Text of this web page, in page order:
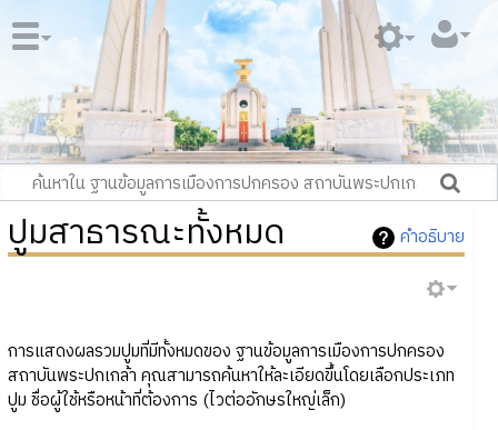
คำอธิบาย
ปูมสาธารณะทั้งหมด
การแสดงผลรวมปูมที่มีทั้งหมดของ ฐานข้อมูลการเมืองการปกครอง
สถาบันพระปกเกล้า คุณสามารถค้นหาให้ละเอียดขึ้นโดยเลือกประเภท
ปูม ชื่อผู้ใช้หรือหน้าที่ต้องการ (ไวต่ออักษรใหญ่เล็ก)